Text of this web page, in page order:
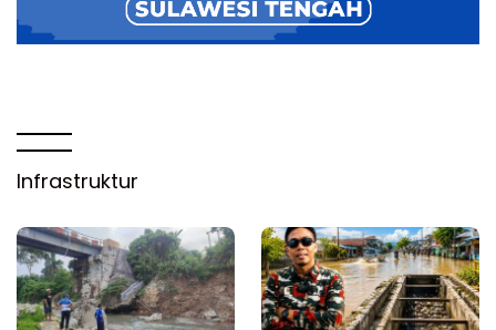
Infrastruktur